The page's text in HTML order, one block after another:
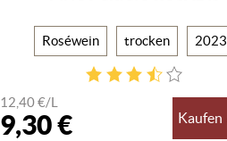
Roséwein trocken 2023
12,40 €/L
9,30 € Kaufen